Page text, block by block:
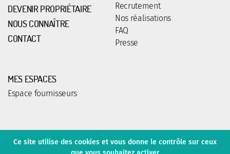
DEVENIR PROPRIÉTAIRE
NOUS CONNAÎTRE
CONTACT
Recrutement
Nos réalisations
FAQ
Presse
MES ESPACES
Espace fournisseurs
Protection des données
Ce site utilise des cookies et vous donne le contrôle sur ceux